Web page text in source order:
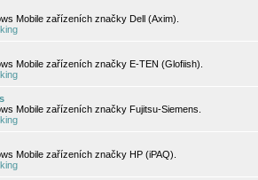
Mobile zařízeních značky Dell (Axim).
Mobile zařízeních značky E-TEN (Glofiish).
Mobile zařízeních značky Fujitsu-Siemens.
Mobile zařízeních značky HP (iPAQ).